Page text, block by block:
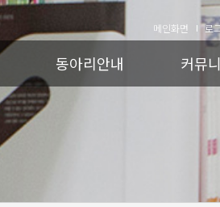
메인화면 로
동아리안내 커뮤